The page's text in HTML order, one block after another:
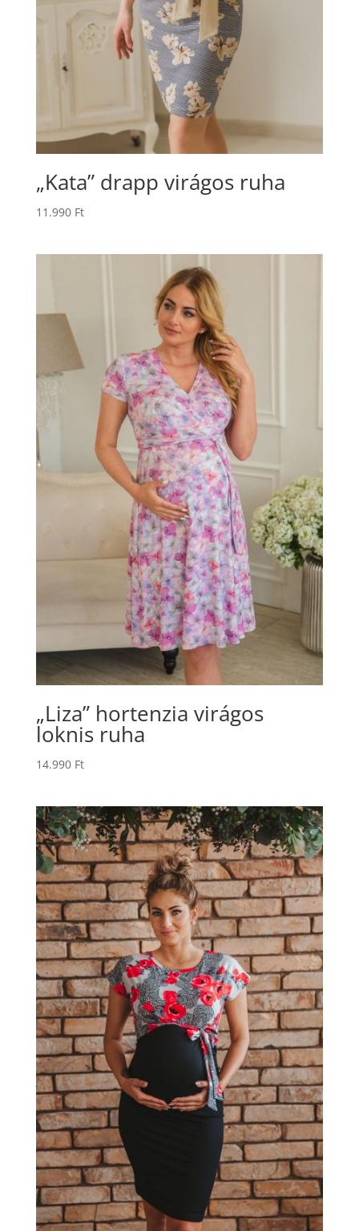
„Kata” drapp virágos ruha
11.990 Ft
„Liza” hortenzia virágos
loknis ruha
14.990 Ft